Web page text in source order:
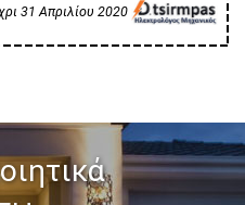
31 Απριλίου 2020